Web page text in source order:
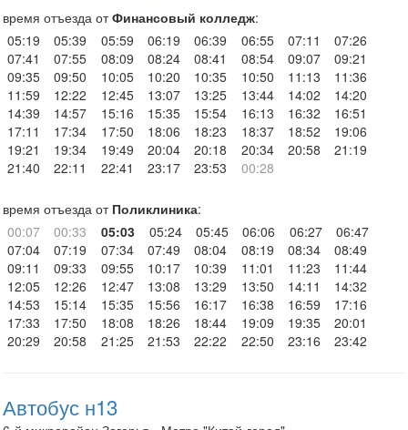
время отъезда отФинансовый колледж:
05:19
05:39 05:59 06:19 06:39 06:55 07:11
07:26
07:41
07:55 08:09 08:24 08:41 08:54 09:07
09:21
09:35
09:50 10:05 10:20 10:35 10:50 11:13
11:36
11:59
12:22 12:45 13:07 13:25 13:44 14:02
14:20
14:39
14:57 15:16 15:35 15:54 16:13 16:32
16:51
17:11
17:34 17:50 18:06 18:23 18:37 18:52
19:06
19:21
19:34 19:49 20:04 20:18 20:34 20:58
21:19
21:40
22:11 22:41 23:17 23:53 00:28
время отъезда от Поликлиника:
00:07
00:33 05:03 05:24 05:45 06:06 06:27
06:47
07:04
07:19 07:34 07:49 08:04 08:19 08:34
08:49
09:11
09:33 09:55 10:17 10:39 11:01 11:23
11:44
12:05
12:26 12:47 13:08 13:29 13:50 14:11
14:32
14:53
15:14 15:35 15:56 16:17 16:38 16:59
17:16
17:33
17:50 18:08 18:26 18:44 19:09 19:35
20:01
20:29
20:58 21:25 21:53 22:22 22:50 23:16 23:42
Автобус н13